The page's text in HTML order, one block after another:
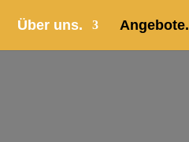
Über uns. Angebote.